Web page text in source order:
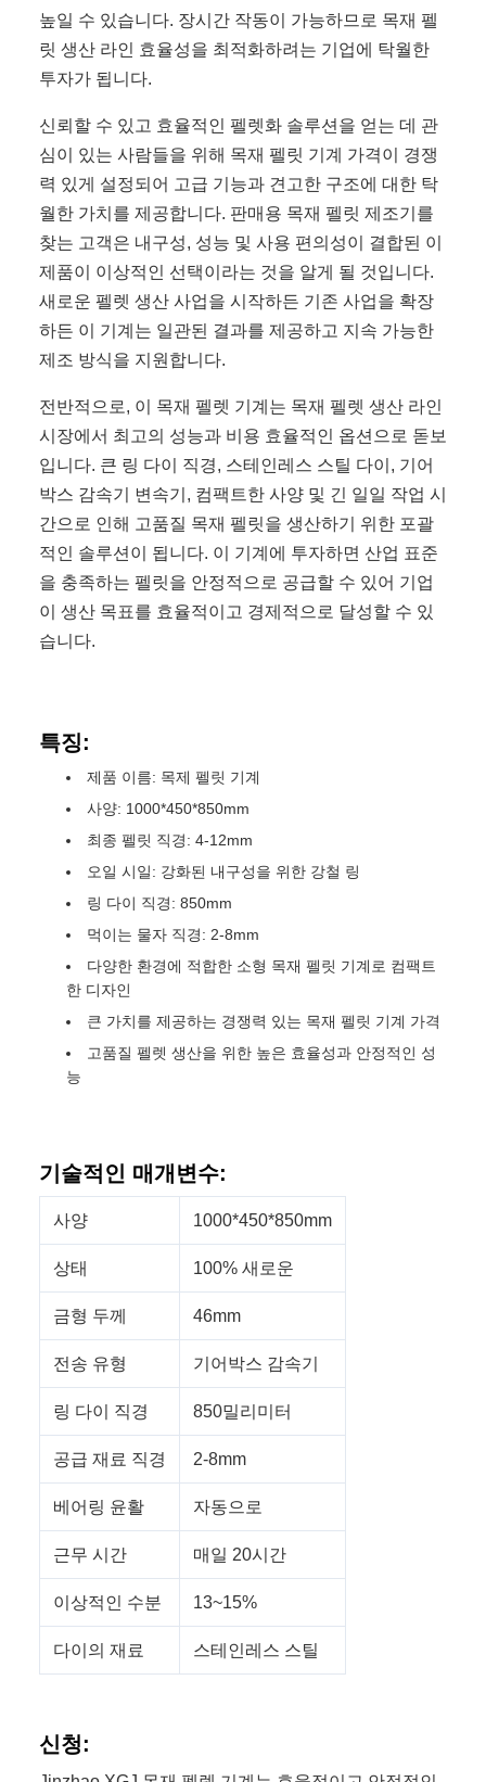
높일 수 있습니다. 장시간 작동이 가능하므로 목재 펠
릿 생산 라인 효율성을 최적화하려는 기업에 탁월한
투자가 됩니다.
신뢰할 수 있고 효율적인 펠렛화 솔루션을 얻는 데 관
심이 있는 사람들을 위해 목재 펠릿 기계 가격이 경쟁
력 있게 설정되어 고급 기능과 견고한 구조에 대한 탁
월한 가치를 제공합니다. 판매용 목재 펠릿 제조기를
찾는 고객은 내구성, 성능 및 사용 편의성이 결합된 이
제품이 이상적인 선택이라는 것을 알게 될 것입니다.
새로운 펠렛 생산 사업을 시작하든 기존 사업을 확장
하든 이 기계는 일관된 결과를 제공하고 지속 가능한
제조 방식을 지원합니다.
전반적으로, 이 목재 펠렛 기계는 목재 펠렛 생산 라인
시장에서 최고의 성능과 비용 효율적인 옵션으로 돋보
입니다. 큰 링 다이 직경, 스테인레스 스틸 다이, 기어
박스 감속기 변속기, 컴팩트한 사양 및 긴 일일 작업 시
간으로 인해 고품질 목재 펠릿을 생산하기 위한 포괄
적인 솔루션이 됩니다. 이 기계에 투자하면 산업 표준
을 충족하는 펠릿을 안정적으로 공급할 수 있어 기업
이 생산 목표를 효율적이고 경제적으로 달성할 수 있
습니다.
특징:
제품 이름: 목제 펠릿 기계
사양: 1000*450*850mm
최종 펠릿 직경: 4-12mm
오일 시일: 강화된 내구성을 위한 강철 링
링 다이 직경: 850mm
먹이는 물자 직경: 2-8mm
다양한 환경에 적합한 소형 목재 펠릿 기계로 컴팩트
한 디자인
큰 가치를 제공하는 경쟁력 있는 목재 펠릿 기계 가격
고품질 펠렛 생산을 위한 높은 효율성과 안정적인 성
능
기술적인 매개변수:
사양 1000*450*850mm
상태 100% 새로운
금형 두께 46mm
전송 유형 기어박스 감속기
링 다이 직경 850밀리미터
공급 재료 직경 2-8mm
베어링 윤활 자동으로
근무 시간 매일 20시간
이상적인 수분 13~15%
다이의 재료 스테인레스 스틸
신청: